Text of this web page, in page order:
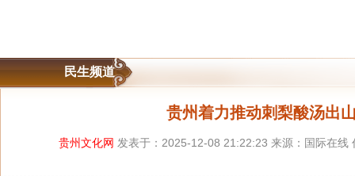
民生频道
贵州着力推动刺梨酸汤出
贵州文化网 发表于：2025-12-08 21:22:23 来源：国际在线